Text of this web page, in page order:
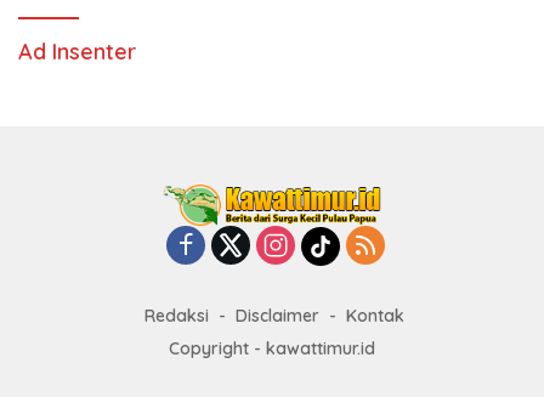
Ad Insenter
Redaksi Disclaimer
Kontak
Copyright - kawattimur.id